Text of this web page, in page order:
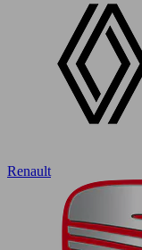
Renault